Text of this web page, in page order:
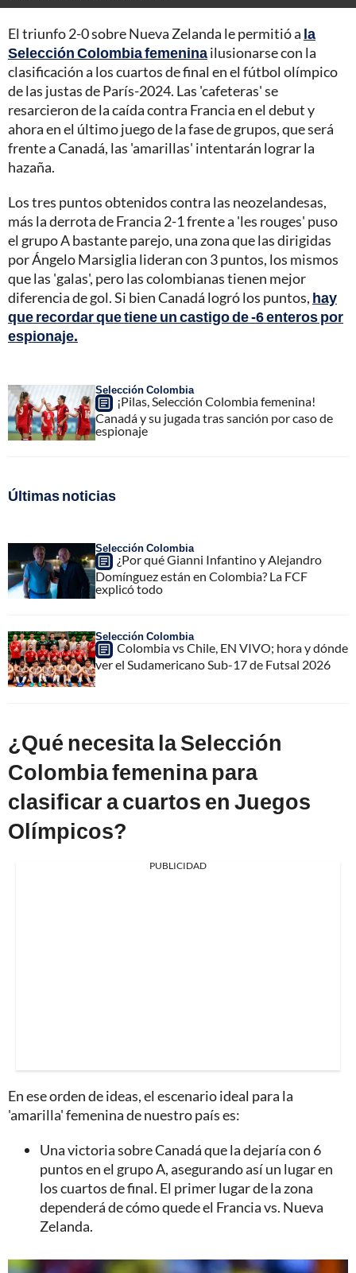
El triunfo 2-0 sobre Nueva Zelanda le permitió a la
Selección Colombia femeninailusionarse con la
clasificación a los cuartos de final en el fútbol olímpico
de las justas de París-2024. Las 'cafeteras' se
resarcieron de la caída contra Francia en el debut y
ahora en el último juego de la fase de grupos, que será
frente a Canadá, las 'amarillas' intentarán lograr la
hazaña.
Los tres puntos obtenidos contra las neozelandesas,
más la derrota de Francia 2-1 frente a 'les rouges' puso
el grupo A bastante parejo, una zona que las dirigidas
por Ángelo Marsiglia lideran con 3 puntos, los mismos
que las 'galas', pero las colombianas tienen mejor
diferencia de gol. Si bien Canadá logró los puntos, hay
que recordar que tiene un castigo de -6 enteros por
espionaje.
Selección Colombia
¡Pilas, Selección Colombia femenina!
Canadá y su jugada tras sanción por caso de
espionaje
Últimas noticias
Selección Colombia
¿Por qué Gianni Infantino y Alejandro
Domínguez están en Colombia? La FCF
explicó todo
Selección Colombia
Colombia vs Chile, EN VIVO; hora y dónde
ver el Sudamericano Sub-17 de Futsal 2026
¿Qué necesita la Selección
Colombia femenina para
clasificar a cuartos en Juegos
Olímpicos?
PUBLICIDAD
En ese orden de ideas, el escenario ideal para la
'amarilla' femenina de nuestro país es:
Una victoria sobre Canadá que la dejaría con 6
puntos en el grupo A, asegurando así un lugar en
los cuartos de final. El primer lugar de la zona
dependerá de cómo quede el Francia vs. Nueva
Zelanda.